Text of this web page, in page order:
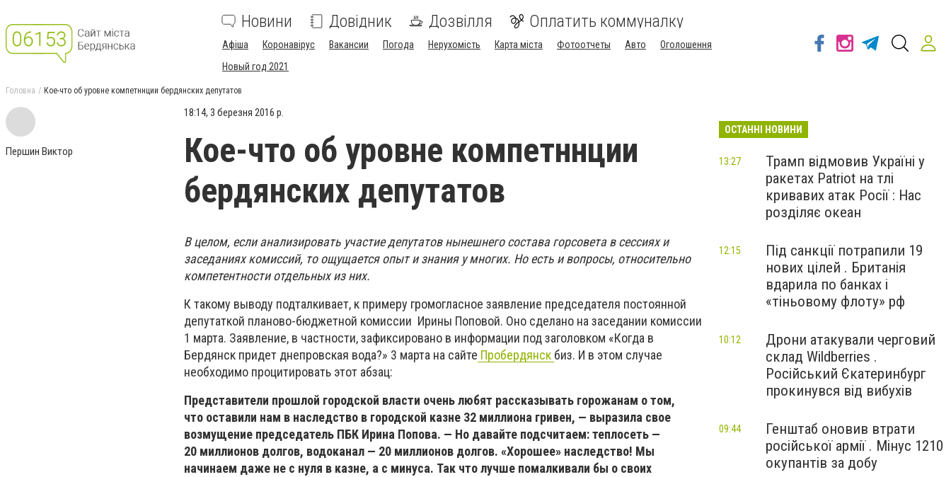
Новини Довідник Дозвілля Оплатить коммуналку
Афіша Коронавірус Вакансии Погода Нерухомість Карта міста Фотоотчеты Авто
Оголошення
Новый год 2021
Головна Кое-что об уровне компетннции бердянских депутатов
Першин Виктор
18:14, 3 березня 2016 р.
Кое-что об уровне компетннции
бердянских депутатов
В целом, если анализировать участие депутатов нынешнего состава горсовета в сессиях и
заседаниях комиссий, то ощущается опыт и знания у многих. Но есть и вопросы, относительно
компетентности отдельных из них.
К такому выводу подталкивает, к примеру громогласное заявление председателя постоянной
депутаткой планово-бюджетной комиссии Ирины Поповой. Оно сделано на заседании комиссии
1 марта. Заявление, в частности, зафиксировано в информации под заголовком «Когда в
Бердянск придет днепровская вода?» 3 марта на сайте Пробердянск биз. И в этом случае
необходимо процитировать этот абзац:
Представители прошлой городской власти очень любят рассказывать горожанам о том,
что оставили нам в наследство в городской казне 32 миллиона гривен, — выразила свое
возмущение председатель ПБК Ирина Попова. — Но давайте подсчитаем: теплосеть —
20 миллионов долгов, водоканал — 20 миллионов долгов. «Хорошее» наследство! Мы
начинаем даже не с нуля в казне, а с минуса. Так что лучше помалкивали бы о своих
ОСТАННІ НОВИНИ
Трамп відмовив Україні у
ракетах Patriot на тлі
кривавих атак Росії : Нас
розділяє океан
13:27
Під санкції потрапили 19
нових цілей . Британія
вдарила по банках і
«тіньовому флоту» рф
12:15
Дрони атакували черговий
склад Wildberries .
Російський Єкатеринбург
прокинувся від вибухів
10:12
Генштаб оновив втрати
російської армії . Мінус 1210
окупантів за добу
09:44